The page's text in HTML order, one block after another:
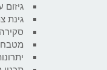
גינת